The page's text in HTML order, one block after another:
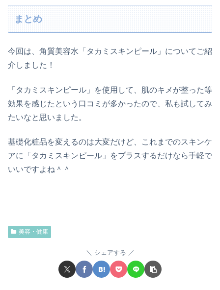
まとめ
今回は、角質美容水「タカミスキンピール」についてご紹
介しました！
「タカミスキンピール」を使用して、肌のキメが整った等
効果を感じたという口コミが多かったので、私も試してみ
たいなと思いました。
基礎化粧品を変えるのは大変だけど、これまでのスキンケ
アに「タカミスキンピール」をプラスするだけなら手軽で
いいですよね＾＾
美容・健康
シェアする